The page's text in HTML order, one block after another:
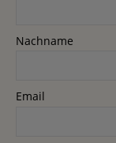
Nachname
Email